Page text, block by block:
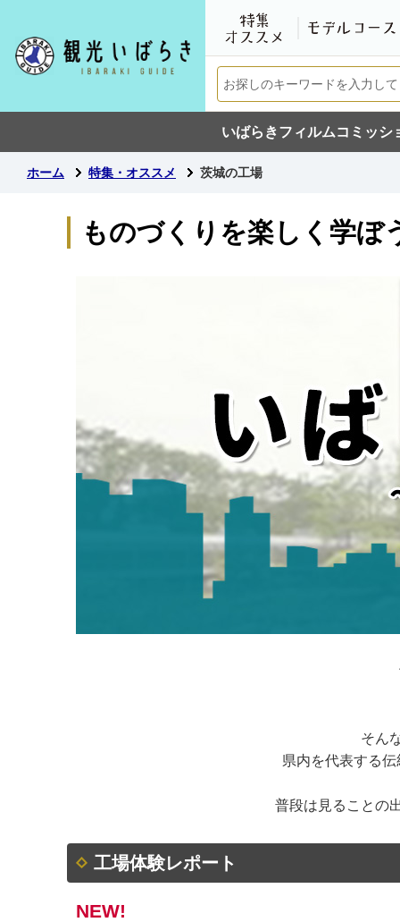
いばらきフィルムコミッシ
ホーム 特集・オススメ 茨城の工場
ものづくりを楽しく学ぼ
そん
県内を代表する
普段は見ることの
工場体験レポート
NEW!